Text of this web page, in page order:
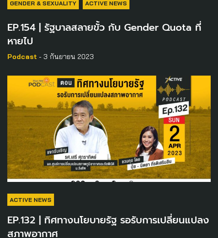
GENDER & SEXUALITY ACTIVE NEWS
EP.154 | รัฐบาลสลายขั้ว กับ Gender Quota ที่
หายไป
Podcast - 3 กันยายน 2023
ACTIVE NEWS
EP.132 | ทิศทางนโยบายรัฐ รอรับการเปลี่ยนแปลง
สภาพอากาศ